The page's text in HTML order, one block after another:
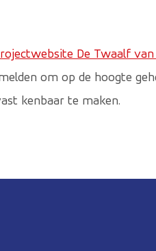
De Twaalf
om op de hoogte
kenbaar te maken.